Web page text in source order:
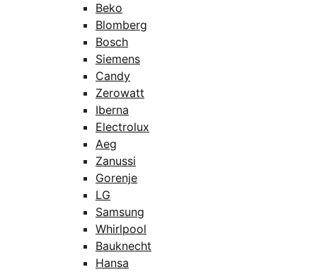
Beko
Blomberg
Bosch
Siemens
Candy
Zerowatt
Iberna
Electrolux
Aeg
Zanussi
Gorenje
LG
Samsung
Whirlpool
Bauknecht
Hansa